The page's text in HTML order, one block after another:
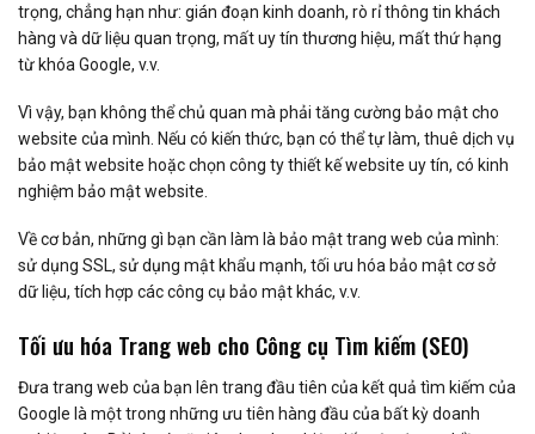
trọng, chẳng hạn như: gián đoạn kinh doanh, rò rỉ thông tin khách
hàng và dữ liệu quan trọng, mất uy tín thương hiệu, mất thứ hạng
từ khóa Google, v.v.
Vì vậy, bạn không thể chủ quan mà phải tăng cường bảo mật cho
website của mình. Nếu có kiến thức, bạn có thể tự làm, thuê dịch vụ
bảo mật website hoặc chọn công ty thiết kế website uy tín, có kinh
nghiệm bảo mật website.
Về cơ bản, những gì bạn cần làm là bảo mật trang web của mình:
sử dụng SSL, sử dụng mật khẩu mạnh, tối ưu hóa bảo mật cơ sở
dữ liệu, tích hợp các công cụ bảo mật khác, v.v.
Tối ưu hóa Trang web cho Công cụ Tìm kiếm (SEO)
Đưa trang web của bạn lên trang đầu tiên của kết quả tìm kiếm của
Google là một trong những ưu tiên hàng đầu của bất kỳ doanh